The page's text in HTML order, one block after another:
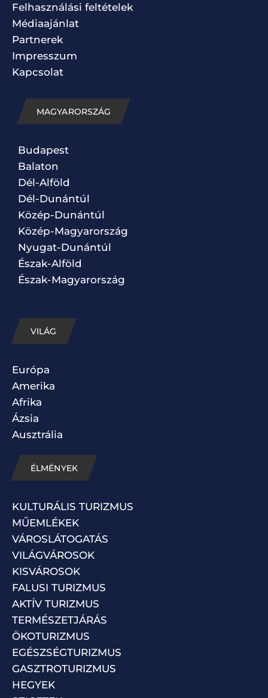
Felhasználási feltételek
Médiaajánlat
Partnerek
Impresszum
Kapcsolat
MAGYARORSZÁG
Budapest
Balaton
Dél-Alföld
Dél-Dunántúl
Közép-Dunántúl
Közép-Magyarország
Nyugat-Dunántúl
Észak-Alföld
Észak-Magyarország
VILÁG
Európa
Amerika
Afrika
Ázsia
Ausztrália
ÉLMÉNYEK
KULTURÁLIS TURIZMUS
MŰEMLÉKEK
VÁROSLÁTOGATÁS
VILÁGVÁROSOK
KISVÁROSOK
FALUSI TURIZMUS
AKTÍV TURIZMUS
TERMÉSZETJÁRÁS
ÖKOTURIZMUS
EGÉSZSÉGTURIZMUS
GASZTROTURIZMUS
HEGYEK